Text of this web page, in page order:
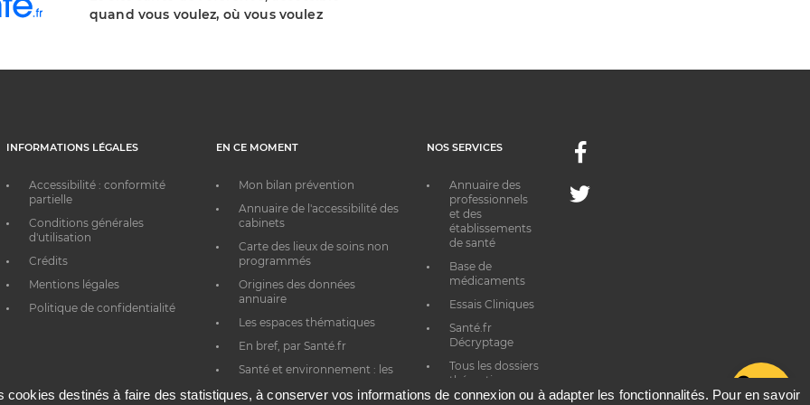
quand vous voulez, où vous voulez
INFORMATIONS LÉGALES
Accessibilité : conformité
partielle
Conditions générales
d'utilisation
Crédits
Mentions légales
Politique de confidentialité
EN CE MOMENT
Mon bilan prévention
Annuaire de l'accessibilité des
cabinets
Carte des lieux de soins non
programmés
Origines des données
annuaire
Les espaces thématiques
En bref, par Santé.fr
Santé et environnement : les
NOS SERVICES
Annuaire des
professionnels
et des
établissements
de santé
Base de
médicaments
Essais Cliniques
Santé.fr
Décryptage
Tous les dossiers
thématiques
Facebook
Twitter
cookies destinés à faire des statistiques, à conserver vos informations de connexion ou à adapter les fonctionnalités. Pour en savoir